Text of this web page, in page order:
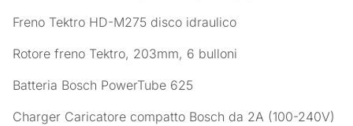
Freno Tektro HD-M275 disco idraulico
Rotore freno Tektro, 203mm, 6 bulloni
Batteria Bosch PowerTube 625
Charger Caricatore compatto Bosch da 2A (100-240V)